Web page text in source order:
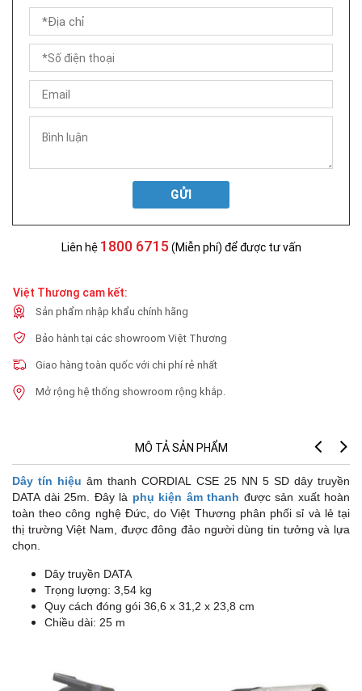
GỬI
Liên hệ 1800 6715 (Miễn phí) để được tư vấn
Việt Thương cam kết:
Sản phẩm nhập khẩu chính hãng
Bảo hành tại các showroom Việt Thương
Giao hàng toàn quốc với chi phí rẻ nhất
Mở rộng hệ thống showroom rộng khắp.
MÔ TẢ SẢN PHẨM
Dây tín hiệu âm thanh CORDIAL CSE 25 NN 5 SD dây truyền
DATA dài 25m. Đây là phụ kiện âm thanh được sản xuất hoàn
toàn theo công nghệ Đức, do Việt Thương phân phối sỉ và lẻ tại
thị trường Việt Nam, được đông đảo người dùng tin tưởng và lựa
chọn.
Dây truyền DATA
Trọng lượng: 3,54 kg
Quy cách đóng gói 36,6 x 31,2 x 23,8 cm
Chiều dài: 25 m